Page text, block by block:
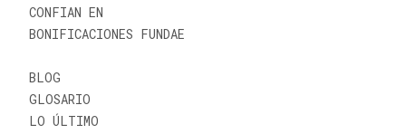
CONFIAN EN
BONIFICACIONES FUNDAE
BLOG
GLOSARIO
LO ÚLTIMO